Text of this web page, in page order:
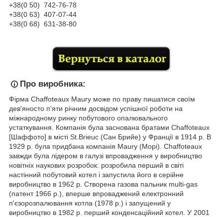
+38(0 50) 742-76-78
+38(0 63) 407-07-44
+38(0 68) 631-38-80
Про виробника:
Фірма Chaffoteaux Maury може по праву пишатися своїм
дев'яносто п'яти річним досвідом успішної роботи на
міжнародному ринку побутового опалювального
устаткування. Компанія була заснована братами Chaffoteaux
[Шаффото] в місті St.Brieuc (Сан Брийе) у Франції в 1914 р. В
1929 р. була придбана компанія Maury (Морі). Chaffoteaux
завжди була лідером в галузі впровадження у виробництво
новітніх наукових розробок: розробила перший в світі
настінний побутовий котел і запустила його в серійне
виробництво в 1962 р. Створена газова пальник multi-gas
(патент 1966 р.), вперше впроваджений електронний
п'єзорозпалювання котла (1978 р.) і запущений у
виробництво в 1982 р. перший конденсаційний котел. У 2001